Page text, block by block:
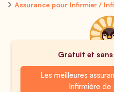
Assurance pour Infirmier /
Gratuit et
Les meilleures
Infirmière de